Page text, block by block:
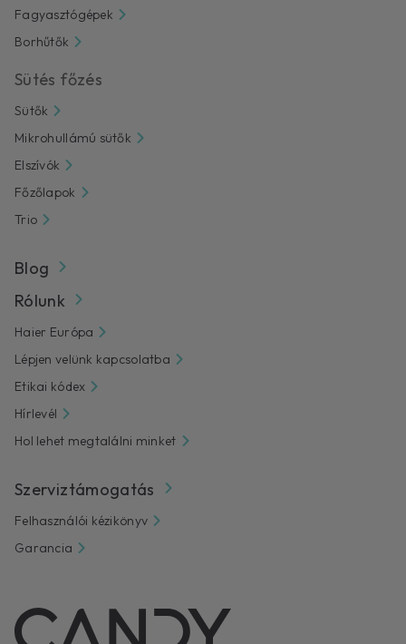
Fagyasztógépek
Borhűtők
Sütés főzés
Sütők
Mikrohullámú sütők
Elszívók
Főzőlapok
Trio
Blog
Rólunk
Haier Európa
Lépjen velünk kapcsolatba
Etikai kódex
Hírlevél
Hol lehet megtalálni minket
Szerviztámogatás
Felhasználói kézikönyv
Garancia